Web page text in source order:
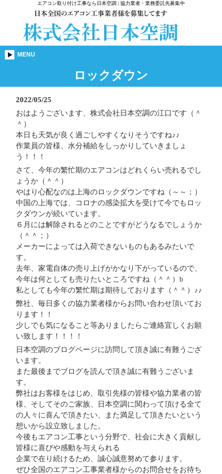
エアコン取り付け工事なら日本空調 | 協力業者・業務委託先募集中
MENU
ロックダウン
2022/05/25
おはようございます、株式会社日本空調の江口です（＾
＾）
本日も天気が良く過ごしやすくなりそうですね♪♪
作業員の皆様、水分補給をしっかりしていきましょ
う！！！
さて、今年の繁忙期のエアコンはどれくらい売れるでし
ょうか（＾＾）
やはり心配なのは上海のロックダウンですね（～～；）
中国の上海では、コロナの感染拡大を受けて今でもロッ
クダウンが続いています。
６月には解除されるとのことですがどうなるでしょうか
（＾＾；）
メーカーによっては入荷できないものもあるみたいで
す。
去年、家電自体の売り上げがかなり下がっているので、
今年は何としても売りたいところですね（＾＾）b
私としても今年の繁忙期は期待しております（＾＾）♪♪
弊社、毎日多くの協力業者様からお問い合わせ頂いてお
ります！！
少しでも気になること等ありましたらご連絡宜しくお願
い致します！！！！
日本空調のブログページに訪問して頂き誠に有難うござ
います。
また最後までブログを読んで頂き誠に有難うございま
す。
弊社はお客様をはじめ、取引先様の皆様や協力業者の皆
様、そしてそのご家族、日本空調に関わって頂ける全て
の人々に喜んで頂きたい、また満足して頂きたいという
想いから設立致しました。
今後もエアコン工事という分野で、社会に大きく貢献し
皆様に喜びや感動を与えられる
企業で在り続けるため、誠心誠意努めて参ります。
ぜひ全国のエアコン工事業者様からのお問合せをお待ち